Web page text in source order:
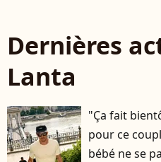
Dernières
Lanta
"Ça fait
pour ce
bébé ne se